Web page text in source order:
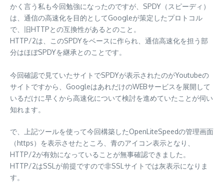
かく言う私も今回勉強になったのですが、SPDY（スピーディ）
は、通信の高速化を目的としてGoogleが策定したプロトコル
で、旧HTTPとの互換性があるとのこと。
HTTP/2は、このSPDYをベースに作られ、通信高速化を担う部
分はほぼSPDYを継承とのことです。
今回確認で見ていたサイトでSPDYが表示されたのがYoutubeの
サイトですから、GoogleはあれだけのWEBサービスを展開して
いるだけに早くから高速化について検討を進めていたことが伺い
知れます。
で、上記ツールを使って今回構築したOpenLiteSpeedの管理画面
（https）を表示させたところ、青のアイコン表示となり、
HTTP/2が有効になっていることが無事確認できました。
HTTP/2はSSLが前提ですので非SSLサイトでは灰表示になりま
す。